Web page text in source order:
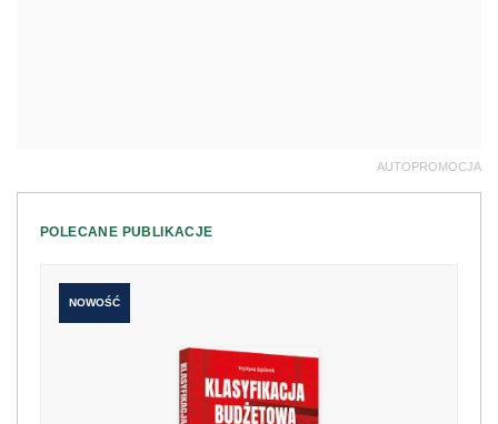
AUTOPROMOCJA
POLECANE PUBLIKACJE
NOWOŚĆ